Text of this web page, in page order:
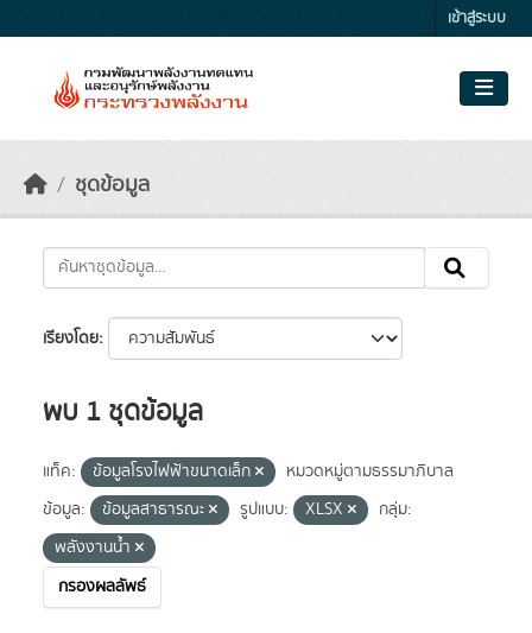
เข้าสู่ระบบ
ชุดข้อมูล
เรียงโดย
พบ 1 ชุดข้อมูล
แท็ค: ข้อมูลโรงไฟฟ้าขนาดเล็ก
หมวดหมู่ตามธรรมาภิบาล
ข้อมูล:
ข้อมูลสาธารณะ รูปแบบ: XLSX
กลุ่ม:
พลังงานน้ำ
กรองผลลัพธ์